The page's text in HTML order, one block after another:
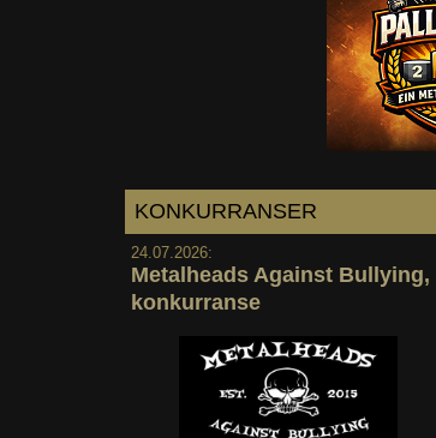
KONKURRANSER
24.07.2026:
Metalheads Against Bullying,
konkurranse